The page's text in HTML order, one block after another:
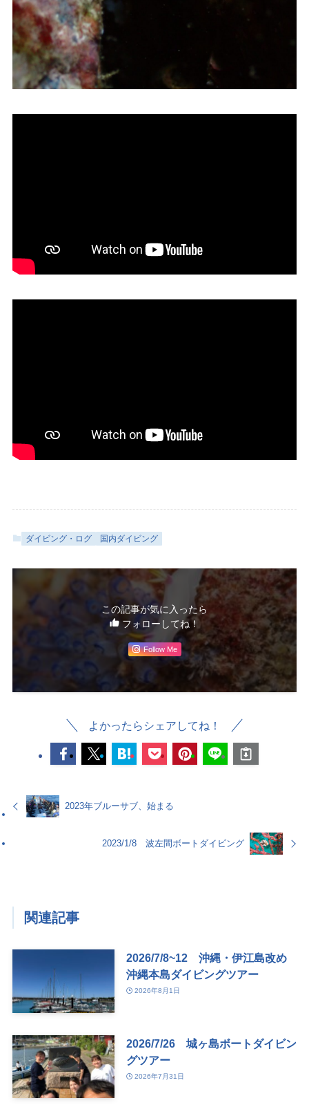
ダイビング・ログ 国内ダイビング
この記事が気に入ったら
フォローしてね！
Follow Me
よかったらシェアしてね！
2023年ブルーサブ、始まる
2023/1/8 波左間ボートダイビング
関連記事
2026/7/8~12 沖縄・伊江島改め
沖縄本島ダイビングツアー
2026年8月1日
2026/7/26 城ヶ島ボートダイビン
グツアー
2026年7月31日